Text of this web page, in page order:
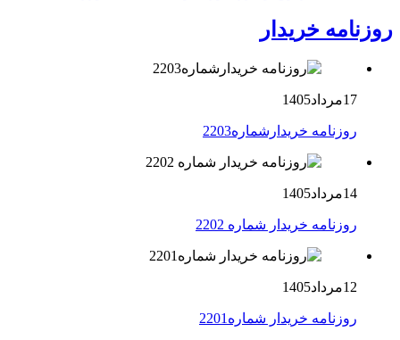
روزنامه خریدار
17مرداد1405
روزنامه خریدارشماره2203
14مرداد1405
روزنامه خریدار شماره 2202
12مرداد1405
روزنامه خریدار شماره2201